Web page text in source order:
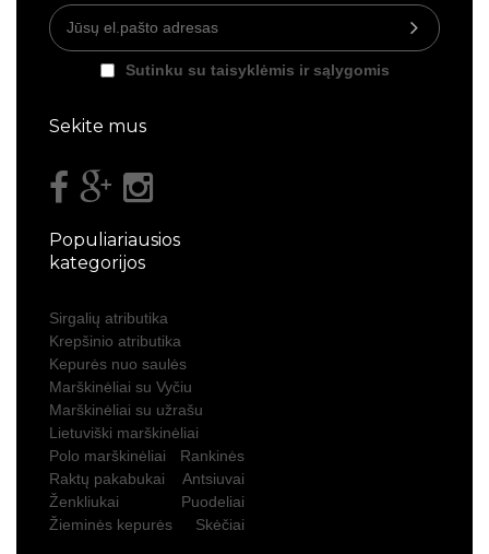
Sutinku su taisyklėmis ir sąlygomis
Sekite mus
Populiariausios
kategorijos
Sirgalių atributika
Krepšinio atributika
Kepurės nuo saulės
Marškinėliai su Vyčiu
Marškinėliai su užrašu
Lietuviški marškinėliai
Polo marškinėliai
Rankinės
Raktų pakabukai
Antsiuvai
Ženkliukai
Puodeliai
Žieminės kepurės
Skėčiai